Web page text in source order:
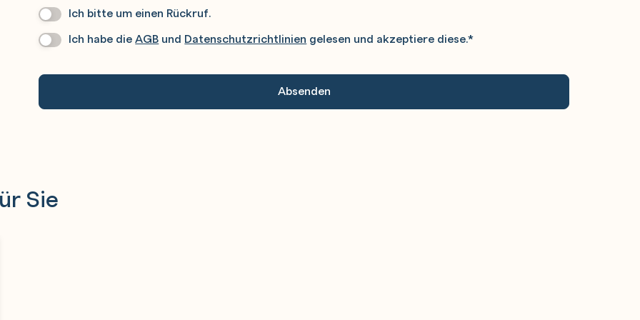
und Gruppen
Wir
Sie
An.
Ich bitte um einen Rückruf.
Datenschutz*
Ich habe dieAGB und Datenschutzrichtlinien gelesen und akzeptiere diese.*
Sie